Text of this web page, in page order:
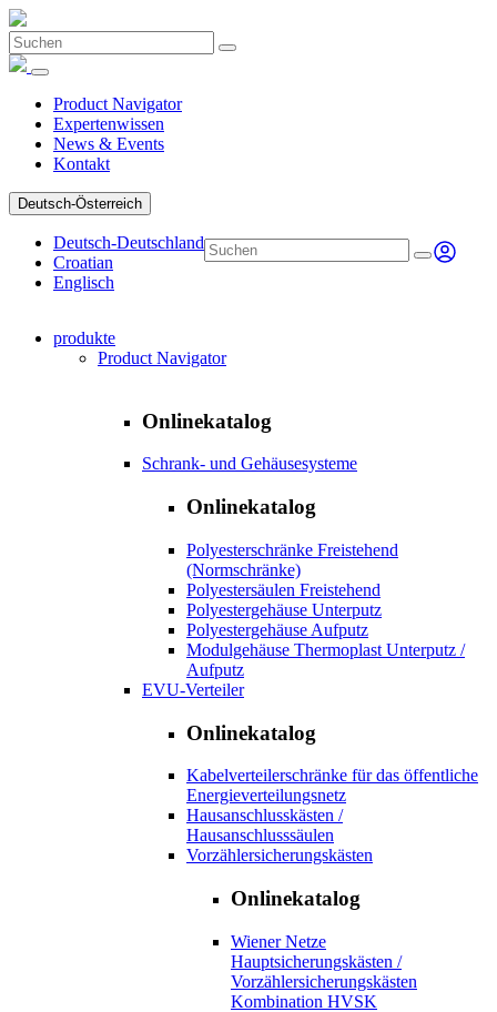
Product Navigator
Expertenwissen
News & Events
Kontakt
Deutsch-Österreich
Deutsch-Deutschland
Croatian
Englisch
produkte
Product Navigator
Onlinekatalog
Schrank- und Gehäusesysteme
Onlinekatalog
Polyesterschränke Freistehend
(Normschränke)
Polyestersäulen Freistehend
Polyestergehäuse Unterputz
Polyestergehäuse Aufputz
Modulgehäuse Thermoplast Unterputz /
Aufputz
EVU-Verteiler
Onlinekatalog
Kabelverteilerschränke für das öffentliche
Energieverteilungsnetz
Hausanschlusskästen /
Hausanschlusssäulen
Vorzählersicherungskästen
Onlinekatalog
Wiener Netze
Hauptsicherungskästen /
Vorzählersicherungskästen
Kombination HVSK